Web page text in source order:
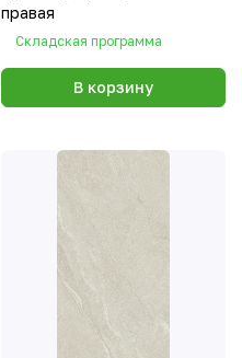
правая
Складская программа
В корзину